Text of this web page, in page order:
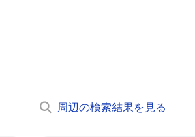
周辺の検索結果を見る